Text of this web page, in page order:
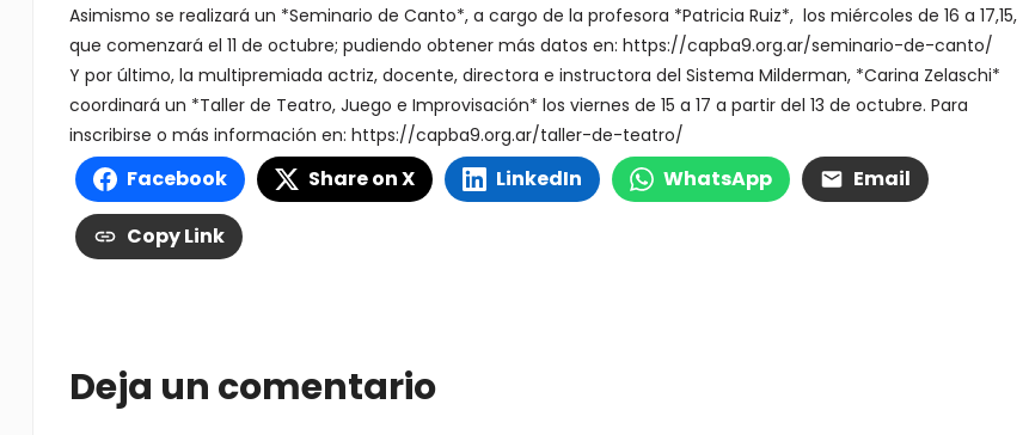
Asimismo se realizará un *Seminario de Canto*, a cargo de la profesora *Patricia Ruiz*, los miércoles de 16 a 17,15,
que comenzará el 11 de octubre; pudiendo obtener más datos en: https://capba9.org.ar/seminario-de-canto/
Y por último, la multipremiada actriz, docente, directora e instructora del Sistema Milderman, *Carina Zelaschi*
coordinará un *Taller de Teatro, Juego e Improvisación* los viernes de 15 a 17 a partir del 13 de octubre. Para
inscribirse o más información en: https://capba9.org.ar/taller-de-teatro/
Facebook Share on X LinkedIn WhatsApp Email
Copy Link
Deja un comentario